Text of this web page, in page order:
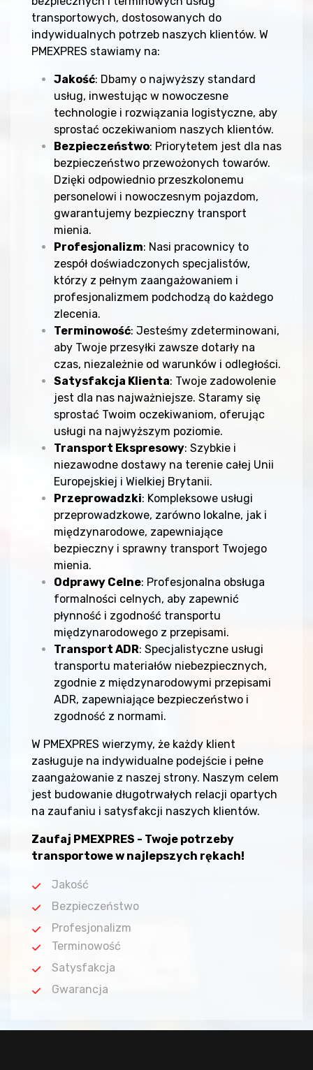
transportowych, dostosowanych do
indywidualnych potrzeb naszych klientów. W
PMEXPRES stawiamy na:
Jakość: Dbamy o najwyższy standard
usług, inwestując w nowoczesne
technologie i rozwiązania logistyczne, aby
sprostać oczekiwaniom naszych klientów.
Bezpieczeństwo: Priorytetem jest dla nas
bezpieczeństwo przewożonych towarów.
Dzięki odpowiednio przeszkolonemu
personelowi i nowoczesnym pojazdom,
gwarantujemy bezpieczny transport
mienia.
Profesjonalizm: Nasi pracownicy to
zespół doświadczonych specjalistów,
którzy z pełnym zaangażowaniem i
profesjonalizmem podchodzą do każdego
zlecenia.
Terminowość: Jesteśmy zdeterminowani,
aby Twoje przesyłki zawsze dotarły na
czas, niezależnie od warunków i odległości.
Satysfakcja Klienta: Twoje zadowolenie
jest dla nas najważniejsze. Staramy się
sprostać Twoim oczekiwaniom, oferując
usługi na najwyższym poziomie.
Transport Ekspresowy: Szybkie i
niezawodne dostawy na terenie całej Unii
Europejskiej i Wielkiej Brytanii.
Przeprowadzki: Kompleksowe usługi
przeprowadzkowe, zarówno lokalne, jak i
międzynarodowe, zapewniające
bezpieczny i sprawny transport Twojego
mienia.
Odprawy Celne: Profesjonalna obsługa
formalności celnych, aby zapewnić
płynność i zgodność transportu
międzynarodowego z przepisami.
Transport ADR: Specjalistyczne usługi
transportu materiałów niebezpiecznych,
zgodnie z międzynarodowymi przepisami
ADR, zapewniające bezpieczeństwo i
zgodność z normami.
W PMEXPRES wierzymy, że każdy klient
zasługuje na indywidualne podejście i pełne
zaangażowanie z naszej strony. Naszym celem
jest budowanie długotrwałych relacji opartych
na zaufaniu i satysfakcji naszych klientów.
Zaufaj PMEXPRES - Twoje potrzeby
transportowe w najlepszych rękach!
Jakość
Bezpieczeństwo
Profesjonalizm
Terminowość
Satysfakcja
Gwarancja